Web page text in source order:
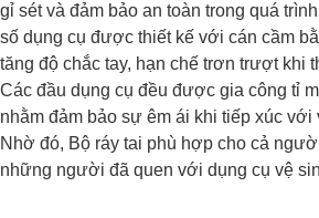
gỉ sét và đảm bảo an toàn trong quá
số dụng cụ được thiết kế với cán cầm
tăng độ chắc tay, hạn chế trơn trượt khi
Các đầu dụng cụ đều được gia công tỉ
nhằm đảm bảo sự êm ái khi tiếp xúc với
Nhờ đó, Bộ ráy tai phù hợp cho cả
những người đã quen với dụng cụ vệ